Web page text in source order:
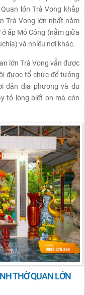
lớn Trà Vong khắp
Trà Vong lớn nhất nằm
ấp Mỏ Công (nằm giữa
và nhiều nơi khác.
lớn Trà Vong vẫn được
được tổ chức để tưởng
dân địa phương và du
tỏ lòng biết ơn mà còn
THỜ QUAN LỚN